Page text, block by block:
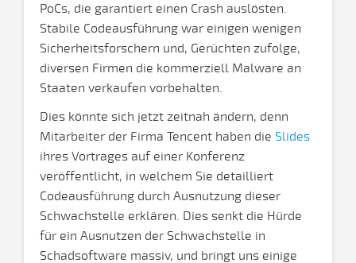
PoCs, die garantiert einen Crash auslösten.
Stabile Codeausführung war einigen wenigen
Sicherheitsforschern und, Gerüchten zufolge,
diversen Firmen die kommerziell Malware an
Staaten verkaufen vorbehalten.
Dies könnte sich jetzt zeitnah ändern, denn
Mitarbeiter der Firma Tencent haben die Slides
ihres Vortrages auf einer Konferenz
veröffentlicht, in welchem Sie detailliert
Codeausführung durch Ausnutzung dieser
Schwachstelle erklären. Dies senkt die Hürde
für ein Ausnutzen der Schwachstelle in
Schadsoftware massiv, und bringt uns einige